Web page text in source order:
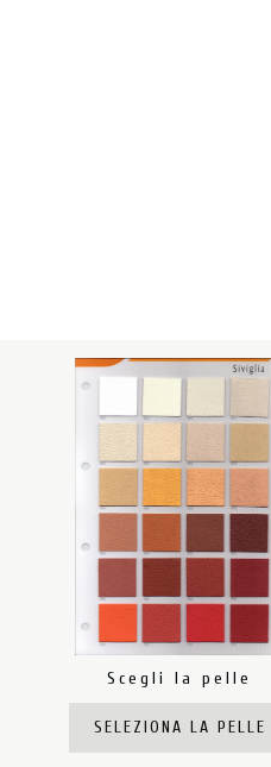
Scegli la pelle
SELEZIONA LA PELLE